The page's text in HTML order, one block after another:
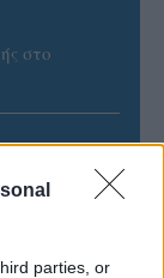
parties, or
στο